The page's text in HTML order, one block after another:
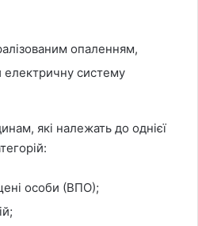
опаленням,
електричну систему
які належать до однієї
особи (ВПО);